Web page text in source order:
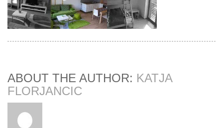
ABOUT THE AUTHOR: KATJA
FLORJANCIC